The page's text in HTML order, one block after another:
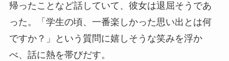
帰ったことなど話していて、彼女は退屈そうであ
った。「学生の頃、一番楽しかった思い出とは何
ですか？」という質問に嬉しそうな笑みを浮か
べ、話に熱を帯びだす。